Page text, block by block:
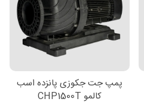
پمپ جت جکوزی پانزده اسب
کالمو CHP1500T